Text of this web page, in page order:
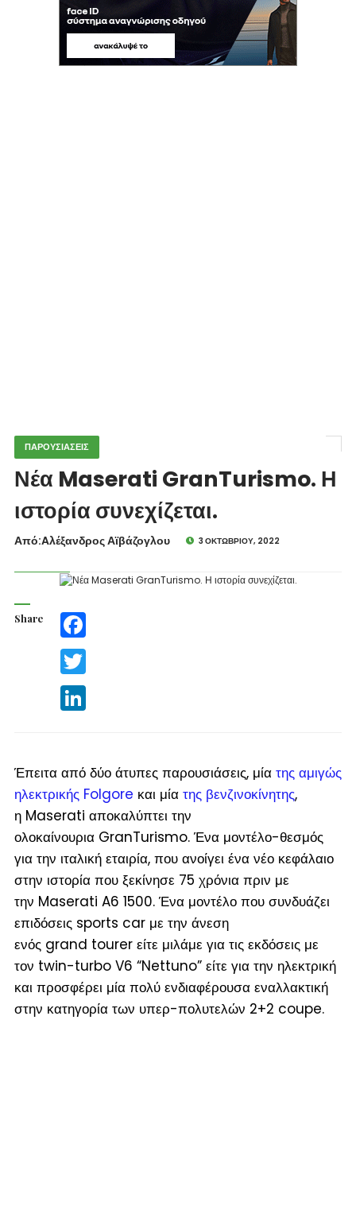
ΠΑΡΟΥΣΙΑΣΕΙΣ
Νέα Maserati GranTurismo. Η
ιστορία συνεχίζεται.
Από:Aλέξανδρος Αϊβάζογλου 3 ΟΚΤΩΒΡΊΟΥ, 2022
Share Facebook
Twitter
LinkedIn
Έπειτα από δύο άτυπες παρουσιάσεις, μία της αμιγώς
ηλεκτρικής Folgore και μία της βενζινοκίνητης,
η Maserati αποκαλύπτει την
ολοκαίνουρια GranTurismo. Ένα μοντέλο-θεσμός
για την ιταλική εταιρία, που ανοίγει ένα νέο κεφάλαιο
στην ιστορία που ξεκίνησε 75 χρόνια πριν με
την Maserati A6 1500. Ένα μοντέλο που συνδυάζει
επιδόσεις sports car με την άνεση
ενός grand tourer είτε μιλάμε για τις εκδόσεις με
τον twin-turbo V6 “Nettuno” είτε για την ηλεκτρική
και προσφέρει μία πολύ ενδιαφέρουσα εναλλακτική
στην κατηγορία των υπερ-πολυτελών 2+2 coupe.